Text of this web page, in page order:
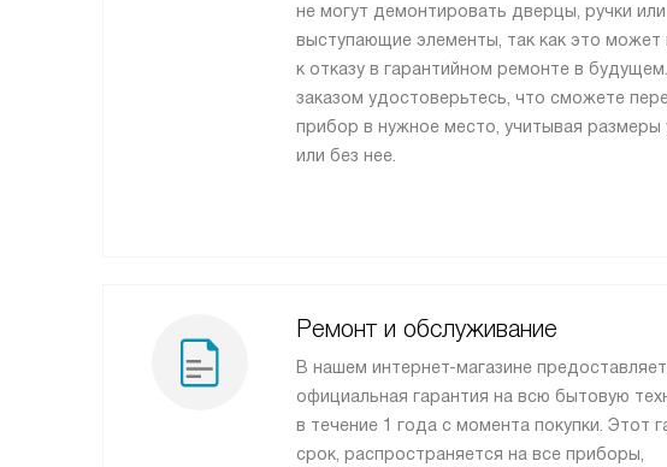
не могут демонтировать дверцы, ручки
выступающие элементы, так как это может
к отказу в гарантийном ремонте в
заказом удостоверьтесь, что сможете
прибор в нужное место, учитывая размеры
или без нее.
Ремонт и обслуживание
В нашем интернет-магазине
официальная гарантия на всю бытовую
в течение 1 года с момента покупки. Этот
срок, распространяется на все приборы,